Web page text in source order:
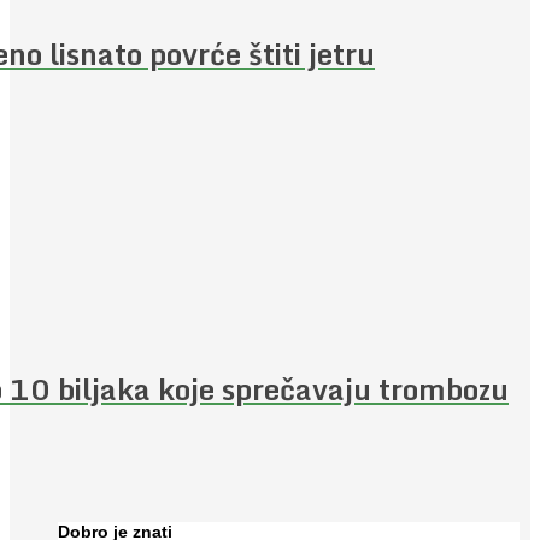
lisnato povrće štiti jetru
10 biljaka koje sprečavaju trombozu
Dobro je znati